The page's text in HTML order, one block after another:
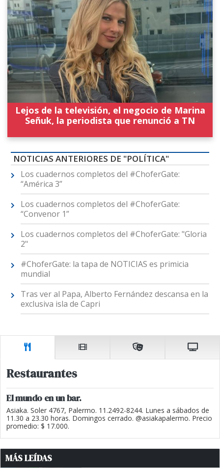
Lejos de la televisión, el negocio de Marina
Señuk, la periodista que renunció a TN
NOTICIAS ANTERIORES DE "POLÍTICA"
Los cuadernos completos del #ChoferGate:
“América 3”
Los cuadernos completos del #ChoferGate:
“Convenor 1”
Los cuadernos completos del #ChoferGate: "Gloria
2"
#ChoferGate: la tapa de NOTICIAS es primicia
mundial
Tras ver al Papa, Alberto Fernández descansa en la
exclusiva isla de Capri
Restaurantes
El mundo en un bar.
Asiaka. Soler 4767, Palermo. 11.2492-8244. Lunes a sábados de
11.30 a 23.30 horas. Domingos cerrado. @asiakapalermo. Precio
promedio: $ 17.000.
MÁS LEÍDAS